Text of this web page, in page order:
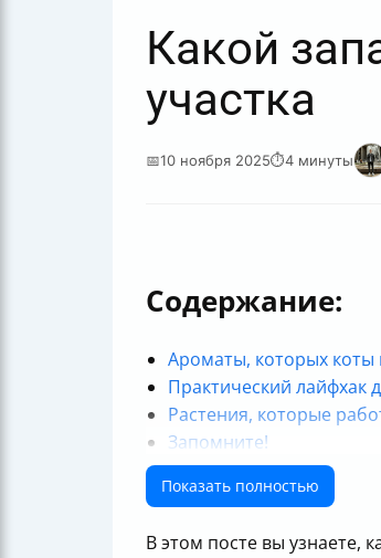
Какой
участка
📅10 ноября 2025⏱4 минуты
Содержание:
Ароматы, которых коты
Практический лайфхак
Растения, которые
Запомните!
Полезные ссылки
Показать полностью
В этом посте вы узнаете,